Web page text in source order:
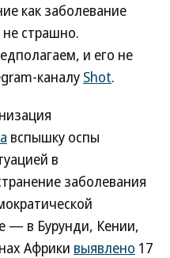
как заболевание
страшно.
и его не
каналу Shot.
вспышку оспы
в
заболевания
— в Бурунди, Кении,
Африки выявлено 17